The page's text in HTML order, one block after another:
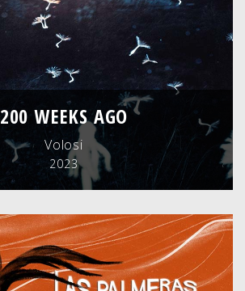
200 WEEKS AGO
Volosi
2023